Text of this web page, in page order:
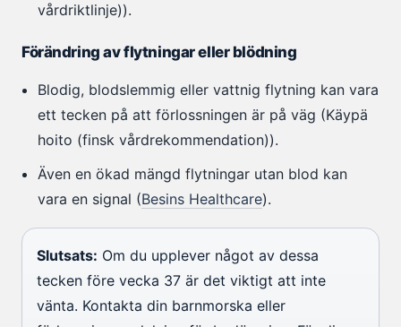
vårdriktlinje)).
Förändring av flytningar eller blödning
Blodig, blodslemmig eller vattnig flytning kan vara
ett tecken på att förlossningen är på väg (Käypä
hoito (finsk vårdrekommendation)).
Även en ökad mängd flytningar utan blod kan
vara en signal (Besins Healthcare).
Slutsats: Om du upplever något av dessa
tecken före vecka 37 är det viktigt att inte
vänta. Kontakta din barnmorska eller